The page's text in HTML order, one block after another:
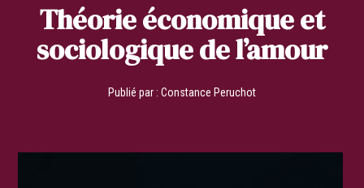
Théorie économique et
sociologique de l’amour
Publié par : Constance Peruchot